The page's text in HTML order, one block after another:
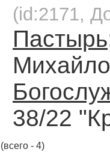
(id:2171,
Пастырь
38/22
(всего - 4)